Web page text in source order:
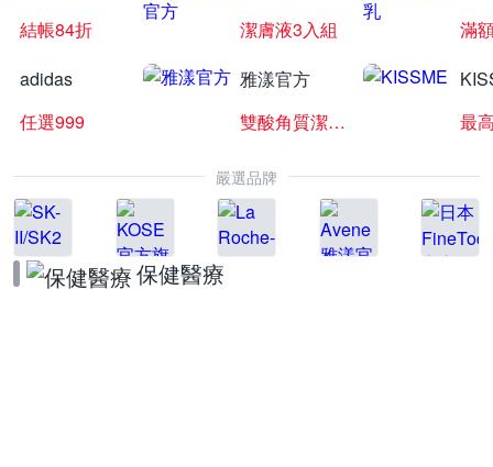
結帳84折
潔膚液3入組
滿
adidas
任選999
雅漾官方
雙酸角質潔膚露
最
嚴選品牌
保健醫療